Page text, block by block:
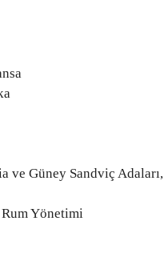
ve Güney Sandviç Adaları,
Rum Yönetimi